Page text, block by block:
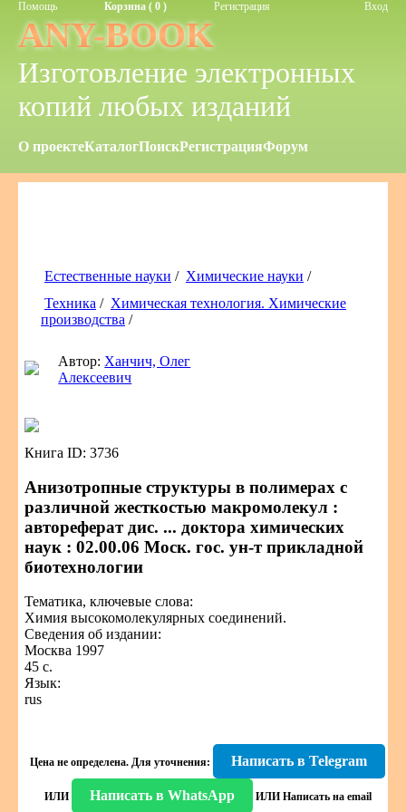
Помощь Корзина ( 0 ) Регистрация Вход
ANY-BOOK
Изготовление электронных
копий любых изданий
О проектеКаталогПоискРегистрацияФорум
Естественные науки / Химические науки /
Техника / Химическая технология. Химические
производства /
Автор: Ханчич, Олег
Алексеевич
Книга ID: 3736
Анизотропные структуры в полимерах с
различной жесткостью макромолекул :
автореферат дис. ... доктора химических
наук : 02.00.06 Моск. гос. ун-т прикладной
биотехнологии
Тематика, ключевые слова:
Химия высокомолекулярных соединений.
Сведения об издании:
Москва 1997
45 с.
Язык:
rus
Цена не определена. Для уточнения: Написать в Telegram
ИЛИ Написать в WhatsApp ИЛИ Написать на email